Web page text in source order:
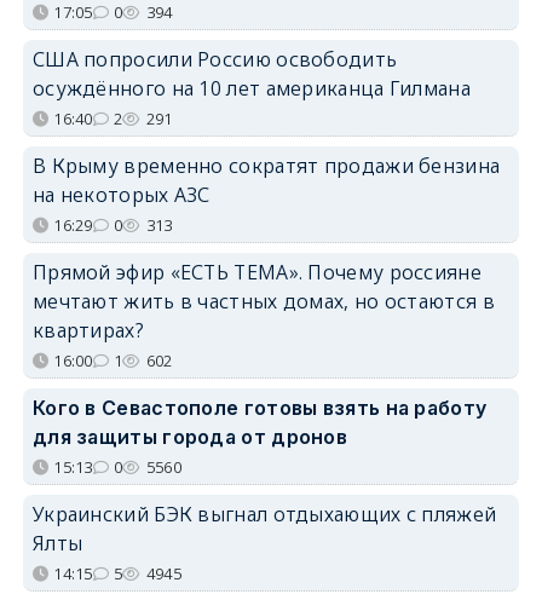
17:05 0 394
США попросили Россию освободить
осуждённого на 10 лет американца Гилмана
16:40 2 291
В Крыму временно сократят продажи бензина
на некоторых АЗС
16:29 0 313
Прямой эфир «ЕСТЬ ТЕМА». Почему россияне
мечтают жить в частных домах, но остаются в
квартирах?
16:00 1 602
Кого в Севастополе готовы взять на работу
для защиты города от дронов
15:13 0 5560
Украинский БЭК выгнал отдыхающих с пляжей
Ялты
14:15 5 4945